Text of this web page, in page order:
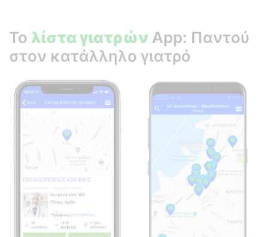
Το λίστα γιατρών App: Παντού
στον κατάλληλο γιατρό